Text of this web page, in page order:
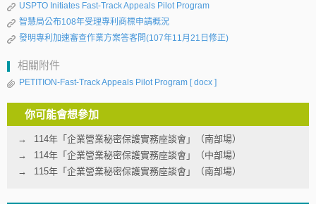
USPTO Initiates Fast-Track Appeals Pilot Program
智慧局公布108年受理專利商標申請概況
發明專利加速審查作業方案答客問(107年11月21日修正)
相關附件
PETITION-Fast-Track Appeals Pilot Program [ docx ]
你可能會想參加
114年「企業營業秘密保護實務座談會」（南部場）
114年「企業營業秘密保護實務座談會」（中部場）
115年「企業營業秘密保護實務座談會」（南部場）